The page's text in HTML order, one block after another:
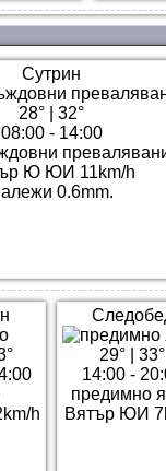
Сутрин
28°
32°
08:00 - 14:00
Ю ЮИ 11km/h
0.6mm.
h
29° |33°
14:00 -
предимно
Вятър ЮИ